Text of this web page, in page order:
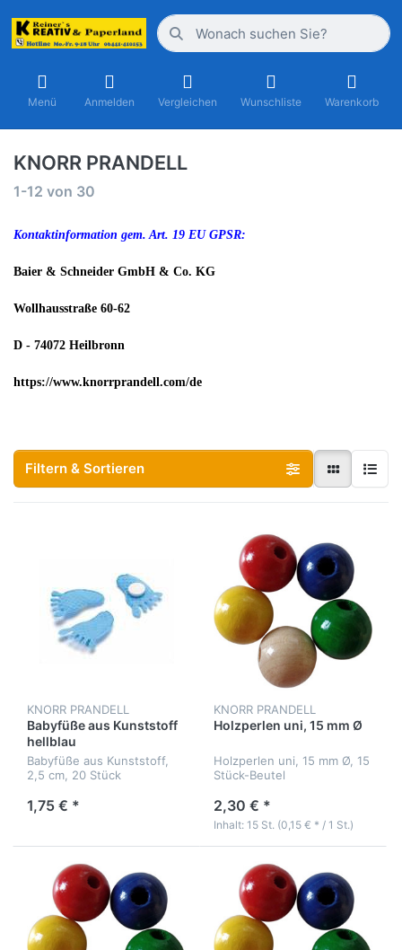
Menü Anmelden Vergleichen Wunschliste Warenkorb
KNORR PRANDELL
1-12 von 30
Kontaktinformation gem. Art. 19 EU GPSR:
Baier & Schneider GmbH & Co. KG
Wollhausstraße 60-62
D - 74072 Heilbronn
https://www.knorrprandell.com/de
Filtern & Sortieren
KNORR PRANDELL
Babyfüße aus Kunststoff
hellblau
Babyfüße aus Kunststoff,
2,5 cm, 20 Stück
1,75 € *
KNORR PRANDELL
Holzperlen uni, 15 mm Ø
Holzperlen uni, 15 mm Ø, 15
Stück-Beutel
2,30 € *
Inhalt: 15 St. (0,15 € * / 1 St.)